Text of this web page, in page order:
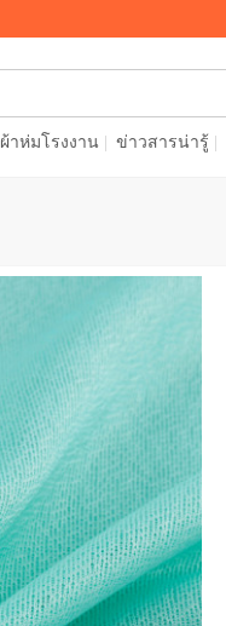
ผ้าห่มโรงงาน ข่าวสารน่ารู้